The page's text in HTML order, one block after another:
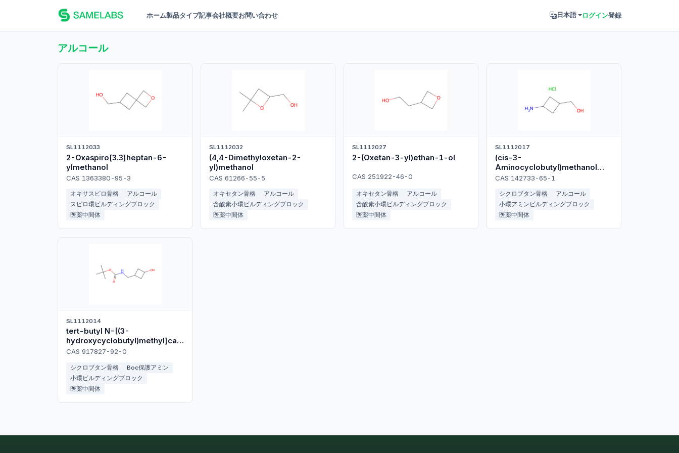
ホーム製品タイプ記事会社概要お問い合わせ 日本語 ログイン登録
アルコール
SL1112033
2-Oxaspiro[3.3]heptan-6-
ylmethanol
CAS 1363380-95-3
オキサスピロ骨格
アルコール
スピロ環ビルディングブロック
医薬中間体
SL1112032
(4,4-Dimethyloxetan-2-
yl)methanol
CAS 61266-55-5
オキセタン骨格
アルコール
含酸素小環ビルディングブロック
医薬中間体
SL1112027
2-(Oxetan-3-yl)ethan-1-ol
CAS 251922-46-0
オキセタン骨格
アルコール
含酸素小環ビルディングブロック
医薬中間体
SL1112017
(cis-3-
Aminocyclobutyl)methanol
hydrochloride
CAS 142733-65-1
シクロブタン骨格
アルコール
小環アミンビルディングブロック
医薬中間体
SL1112014
tert-butyl N-[(3-
hydroxycyclobutyl)methyl]car
bamate
CAS 917827-92-0
シクロブタン骨格
Boc保護アミン
小環ビルディングブロック
医薬中間体